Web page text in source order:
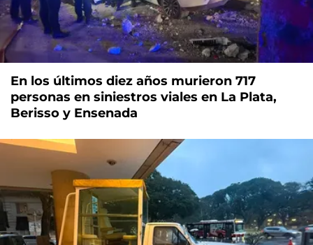
En los últimos diez años murieron 717
personas en siniestros viales en La Plata,
Berisso y Ensenada